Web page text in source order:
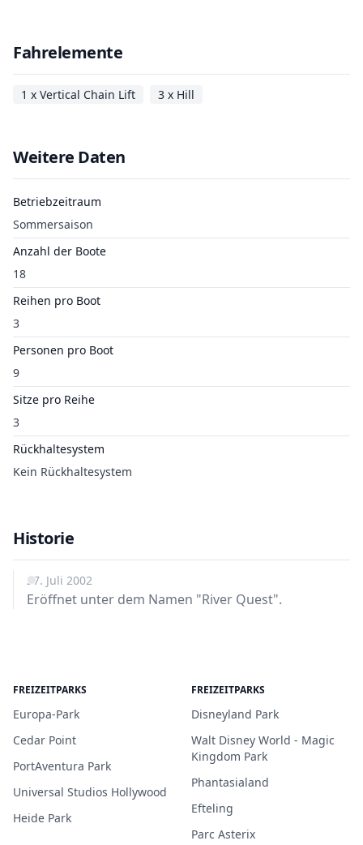
Fahrelemente
1 x Vertical Chain Lift 3 x Hill
Weitere Daten
Betriebzeitraum
Sommersaison
Anzahl der Boote
18
Reihen pro Boot
3
Personen pro Boot
9
Sitze pro Reihe
3
Rückhaltesystem
Kein Rückhaltesystem
Historie
27. Juli 2002
Eröffnet unter dem Namen "River Quest".
FREIZEITPARKS
Europa-Park
Cedar Point
PortAventura Park
Universal Studios Hollywood
Heide Park
FREIZEITPARKS
Disneyland Park
Walt Disney World - Magic
Kingdom Park
Phantasialand
Efteling
Parc Asterix